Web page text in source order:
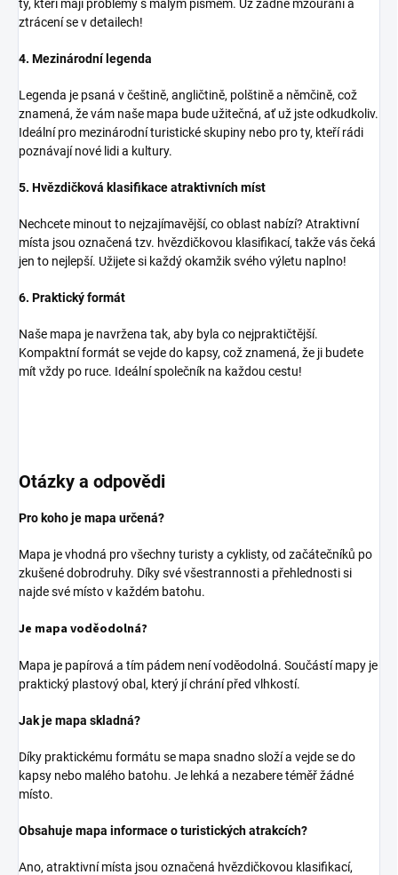
ty, kteří mají problémy s malým písmem. Už žádné mžourání a
ztrácení se v detailech!
4. Mezinárodní legenda
Legenda je psaná v češtině, angličtině, polštině a němčině, což
znamená, že vám naše mapa bude užitečná, ať už jste odkudkoliv.
Ideální pro mezinárodní turistické skupiny nebo pro ty, kteří rádi
poznávají nové lidi a kultury.
5. Hvězdičková klasifikace atraktivních míst
Nechcete minout to nejzajímavější, co oblast nabízí? Atraktivní
místa jsou označená tzv. hvězdičkovou klasifikací, takže vás čeká
jen to nejlepší. Užijete si každý okamžik svého výletu naplno!
6. Praktický formát
Naše mapa je navržena tak, aby byla co nejpraktičtější.
Kompaktní formát se vejde do kapsy, což znamená, že ji budete
mít vždy po ruce. Ideální společník na každou cestu!
Otázky a odpovědi
Pro koho je mapa určená?
Mapa je vhodná pro všechny turisty a cyklisty, od začátečníků po
zkušené dobrodruhy. Díky své všestrannosti a přehlednosti si
najde své místo v každém batohu.
Je mapa voděodolná?
Mapa je papírová a tím pádem není voděodolná. Součástí mapy je
praktický plastový obal, který jí chrání před vlhkostí.
Jak je mapa skladná?
Díky praktickému formátu se mapa snadno složí a vejde se do
kapsy nebo malého batohu. Je lehká a nezabere téměř žádné
místo.
Obsahuje mapa informace o turistických atrakcích?
Ano, atraktivní místa jsou označená hvězdičkovou klasifikací,